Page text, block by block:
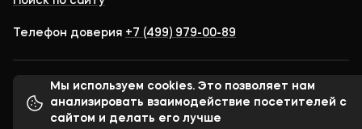
Телефон доверия +7 (499) 979-00-89
© 1998–2023 Московский финансово-юридический
университет МФЮА
Мы используем cookies. Это позволяет нам
анализировать взаимодействие посетителей с
сайтом и делать его лучше